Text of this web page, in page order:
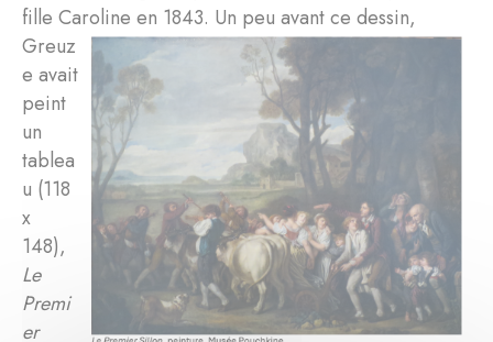
fille Caroline en 1843. Un peu avant ce dessin,
Greuz
e avait
peint
un
tablea
u (118
x
148),
Le
Premi
er